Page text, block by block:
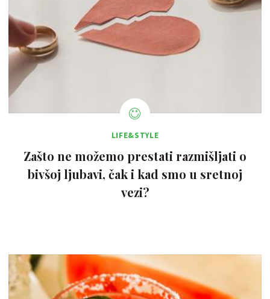
LIFE&STYLE
Zašto ne možemo prestati razmišljati o
bivšoj ljubavi, čak i kad smo u sretnoj
vezi?